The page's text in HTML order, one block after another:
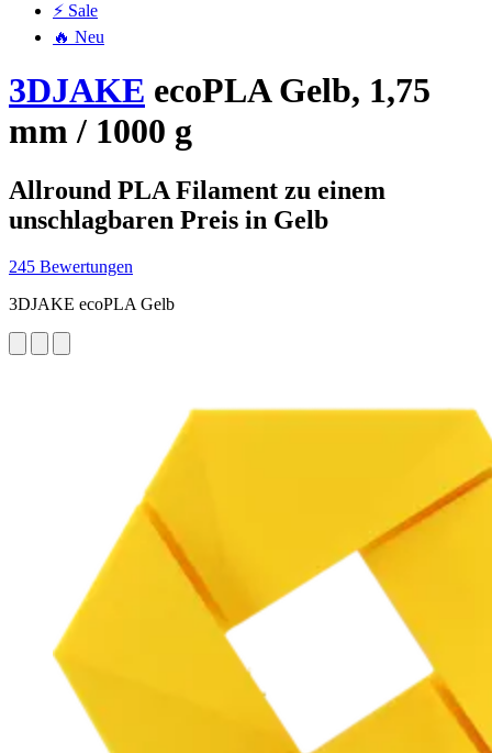
⚡ Sale
🔥 Neu
3DJAKE ecoPLA Gelb, 1,75
mm / 1000 g
Allround PLA Filament zu einem
unschlagbaren Preis in Gelb
245 Bewertungen
3DJAKE ecoPLA Gelb